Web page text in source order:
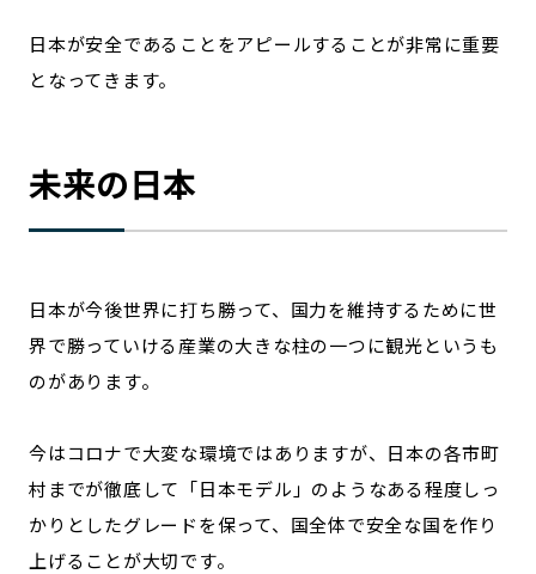
日本が安全であることをアピールすることが非常に重要
となってきます。
未来の日本
日本が今後世界に打ち勝って、国力を維持するために世
界で勝っていける産業の大きな柱の一つに観光というも
のがあります。
今はコロナで大変な環境ではありますが、日本の各市町
村までが徹底して「日本モデル」のようなある程度しっ
かりとしたグレードを保って、国全体で安全な国を作り
上げることが大切です。